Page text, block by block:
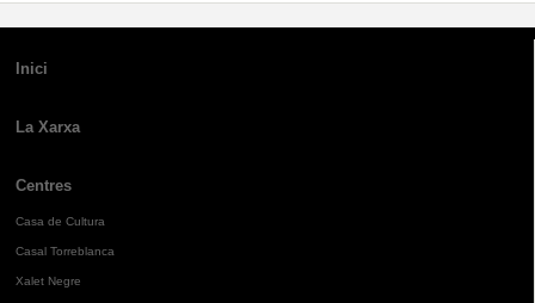
Inici
La Xarxa
Centres
Casa de Cultura
Casal Torreblanca
Xalet Negre